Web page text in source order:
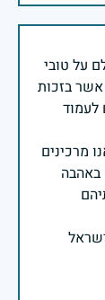
על טובי
אשר בזכות
לעמוד
מרכינים
באהבה